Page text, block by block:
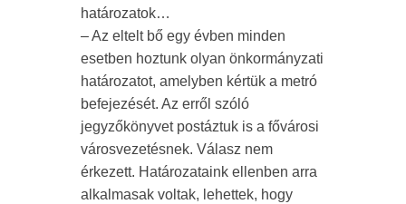
határozatok…
– Az eltelt bő egy évben minden
esetben hoztunk olyan önkormányzati
határozatot, amelyben kértük a metró
befejezését. Az erről szóló
jegyzőkönyvet postáztuk is a fővárosi
városvezetésnek. Válasz nem
érkezett. Határozataink ellenben arra
alkalmasak voltak, lehettek, hogy